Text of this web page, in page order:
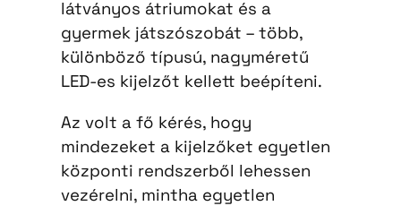
látványos átriumokat és a
gyermek játszószobát – több,
különböző típusú, nagyméretű
LED-es kijelzőt kellett beépíteni.
Az volt a fő kérés, hogy
mindezeket a kijelzőket egyetlen
központi rendszerből lehessen
vezérelni, mintha egyetlen